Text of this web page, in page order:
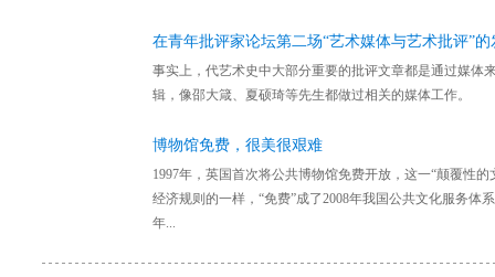
在青年批评家论坛第二场“艺术媒体与艺术批评”的
事实上，代艺术史中大部分重要的批评文章都是通过媒体
辑，像邵大箴、夏硕琦等先生都做过相关的媒体工作。
博物馆免费，很美很艰难
1997年，英国首次将公共博物馆免费开放，这一“颠覆性
经济规则的一样，“免费”成了2008年我国公共文化服务体
年...